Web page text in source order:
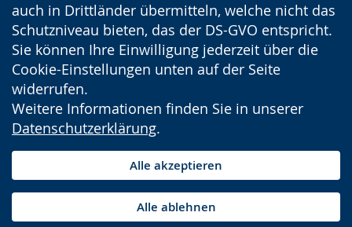
auch in Drittländer übermitteln, welche nicht das
Schutzniveau bieten, das der DS-GVO entspricht.
Sie können Ihre Einwilligung jederzeit über die
Cookie-Einstellungen unten auf der Seite
widerrufen.
Weitere Informationen finden Sie in unserer
Datenschutzerklärung.
Alle akzeptieren
Alle ablehnen